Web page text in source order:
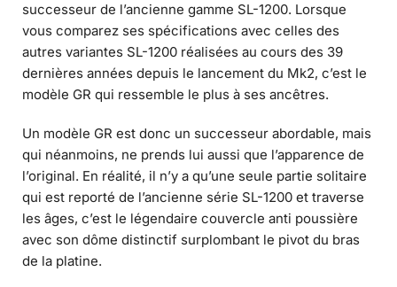
successeur de l’ancienne gamme SL-1200. Lorsque
vous comparez ses spécifications avec celles des
autres variantes SL-1200 réalisées au cours des 39
dernières années depuis le lancement du Mk2, c’est le
modèle GR qui ressemble le plus à ses ancêtres.
Un modèle GR est donc un successeur abordable, mais
qui néanmoins, ne prends lui aussi que l’apparence de
l’original. En réalité, il n’y a qu’une seule partie solitaire
qui est reporté de l’ancienne série SL-1200 et traverse
les âges, c’est le légendaire couvercle anti poussière
avec son dôme distinctif surplombant le pivot du bras
de la platine.